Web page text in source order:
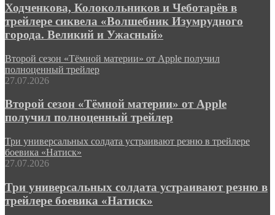
Ходченкова, Колокольников и Чеботарёв в
трейлере сиквела «Волшебник Изумрудного
города. Великий и Ужасный»
Второй сезон «Тёмной материи» от Apple получил
полноценный трейлер
27.07.2026
Второй сезон «Тёмной материи» от Apple
получил полноценный трейлер
Три универсальных солдата устраивают резню в трейлере
боевика «Натиск»
27.07.2026
Три универсальных солдата устраивают резню в
трейлере боевика «Натиск»